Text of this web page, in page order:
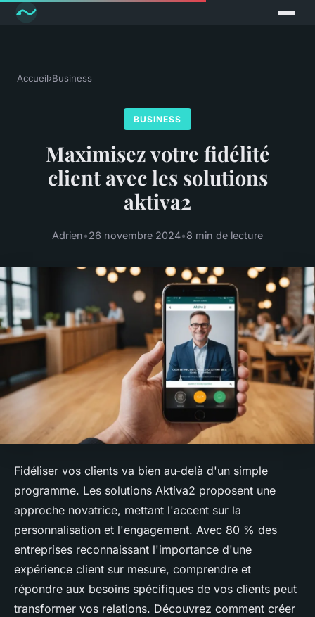
Accueil›Business
BUSINESS
Maximisez votre fidélité
client avec les solutions
aktiva2
Adrien•26 novembre 2024•8 min de lecture
Fidéliser vos clients va bien au-delà d'un simple
programme. Les solutions Aktiva2 proposent une
approche novatrice, mettant l'accent sur la
personnalisation et l'engagement. Avec 80 % des
entreprises reconnaissant l'importance d'une
expérience client sur mesure, comprendre et
répondre aux besoins spécifiques de vos clients peut
transformer vos relations. Découvrez comment créer